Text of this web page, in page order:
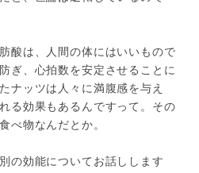
酸は、人間の体にはいいもので
ぎ、心拍数を安定させることに
ナッツは人々に満腹感を与え
る効果もあるんですって。その
べ物なんだとか。
の効能についてお話しします